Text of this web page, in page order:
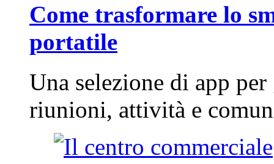
Come trasformare lo
portatile
Una selezione di app
riunioni, attività e